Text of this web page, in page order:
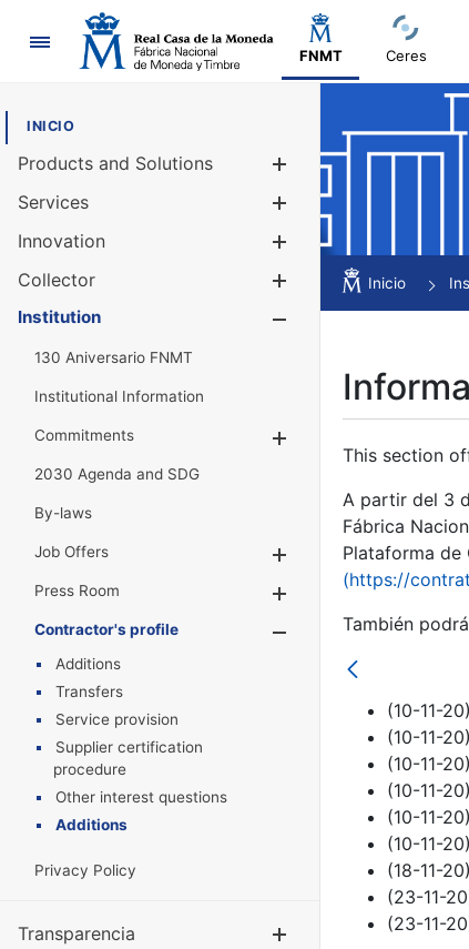
Navigation
FNMT Ceres
INICIO
Products and Solutions
Services
Innovation
Collector
Show/
Institution
130 Aniversario FNMT
Institutional Information
Commitments
2030 Agenda and SDG
By-laws
Job Offers
Show/Hide
Press Room
Show/Hide
Contractor's profile
Show/Hide
Additions
Transfers
Service provision
Supplier certification
procedure
Other interest questions
Additions
Privacy Policy
Transparencia Show/
Inicio
This section
A partir del 3
Fábrica
Plataforma de
(https://
También
(10-11-20)
(10-11-20)
(10-11-20)
(10-11-20)
(10-11-20)
(10-11-20)
(18-11-20)
(23-11-
(23-11-